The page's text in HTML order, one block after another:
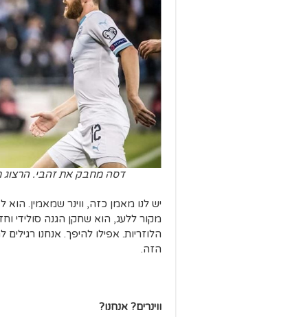
דסה מחבק את זהבי. הרצוג
יש לנו מאמן כזה, ווינר שמאמין.
מקור ללעג, הוא שחקן הגנה
הלוזריות. אפילו להיפך. אנחנו
הזה.
ווינרים? אנחנו?